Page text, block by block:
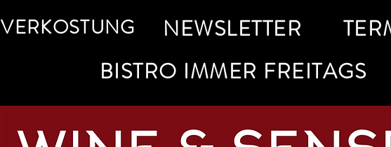
VERKOSTUNG NEWSLETTER
BISTRO IMMER FREITAGS